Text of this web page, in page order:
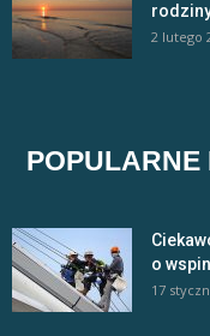
2 lutego
POPULARNE
o
17